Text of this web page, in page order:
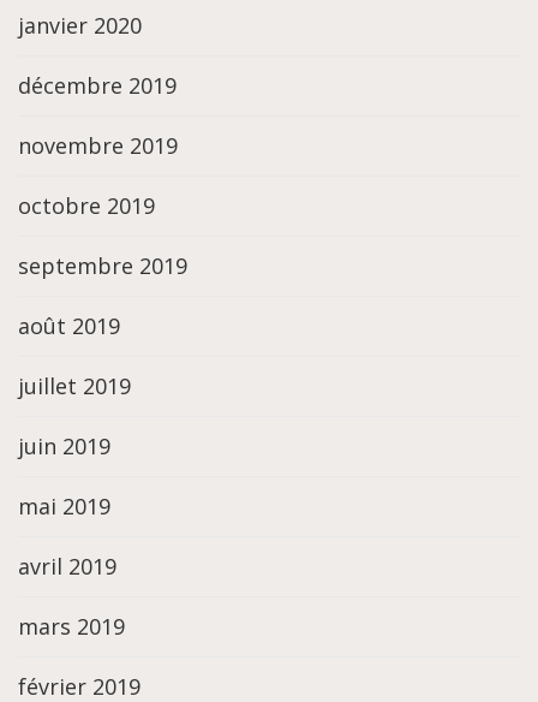
janvier 2020
décembre 2019
novembre 2019
octobre 2019
septembre 2019
août 2019
juillet 2019
juin 2019
mai 2019
avril 2019
mars 2019
février 2019